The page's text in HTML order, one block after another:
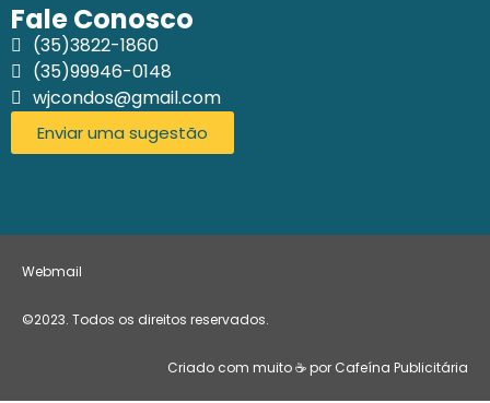
Fale Conosco
(35)3822-1860
(35)99946-0148
wjcondos@gmail.com
Enviar uma sugestão
Webmail
©2023. Todos os direitos reservados.
Criado com muito ☕ por Cafeína Publicitária